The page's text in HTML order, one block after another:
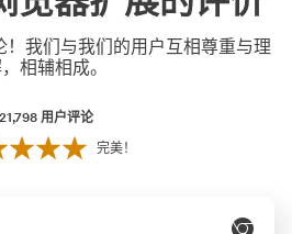
我们与我们的用户互相尊重与理
相辅相成。
21,798 用户评论
完美！